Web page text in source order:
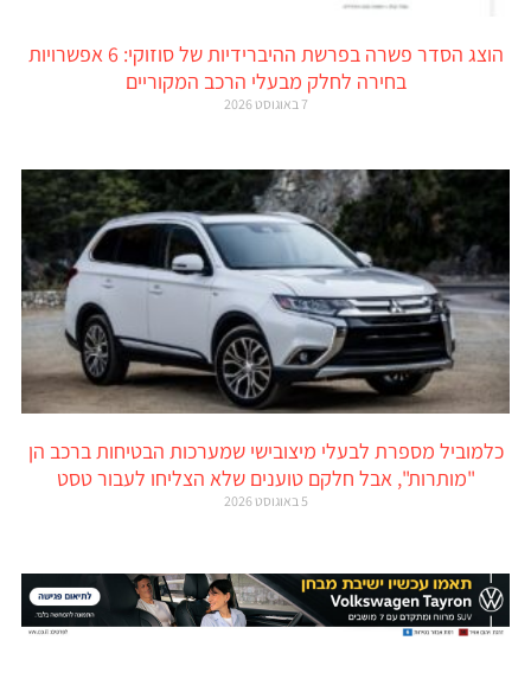
הוצג הסדר פשרה בפרשת ההיברידיות של סוזוקי: 6 אפשרויות
בחירה לחלק מבעלי הרכב המקוריים
7 באוגוסט 2026
כלמוביל מספרת לבעלי מיצובישי שמערכות הבטיחות ברכב הן
"מותרות", אבל חלקם טוענים שלא הצליחו לעבור טסט
5 באוגוסט 2026